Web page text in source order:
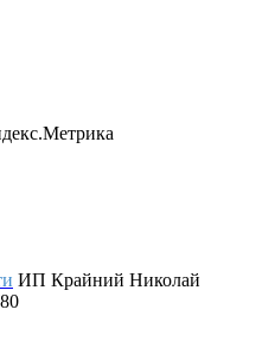
ИП Крайний Николай